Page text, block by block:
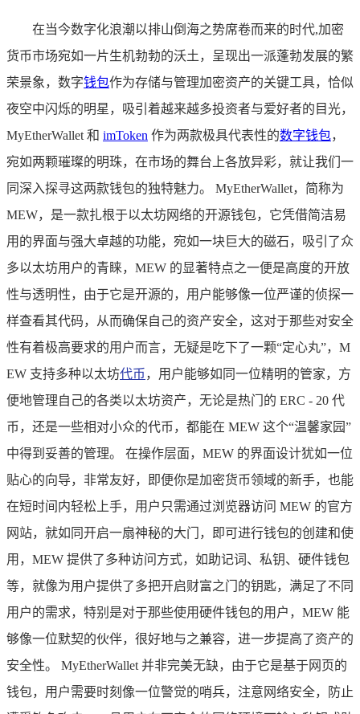
在当今数字化浪潮以排山倒海之势席卷而来的时代,加密
货币市场宛如一片生机勃勃的沃土，呈现出一派蓬勃发展的繁
荣景象，数字钱包作为存储与管理加密资产的关键工具，恰似
夜空中闪烁的明星，吸引着越来越多投资者与爱好者的目光，
MyEtherWallet 和 imToken 作为两款极具代表性的数字钱包，
宛如两颗璀璨的明珠，在市场的舞台上各放异彩，就让我们一
同深入探寻这两款钱包的独特魅力。 MyEtherWallet，简称为
MEW，是一款扎根于以太坊网络的开源钱包，它凭借简洁易
用的界面与强大卓越的功能，宛如一块巨大的磁石，吸引了众
多以太坊用户的青睐，MEW 的显著特点之一便是高度的开放
性与透明性，由于它是开源的，用户能够像一位严谨的侦探一
样查看其代码，从而确保自己的资产安全，这对于那些对安全
性有着极高要求的用户而言，无疑是吃下了一颗“定心丸”，M
EW 支持多种以太坊代币 ，用户能够如同一位精明的管家，方
便地管理自己的各类以太坊资产，无论是热门的 ERC - 20 代
币，还是一些相对小众的代币，都能在 MEW 这个“温馨家园”
中得到妥善的管理。 在操作层面，MEW 的界面设计犹如一位
贴心的向导，非常友好，即便你是加密货币领域的新手，也能
在短时间内轻松上手，用户只需通过浏览器访问 MEW 的官方
网站，就如同开启一扇神秘的大门，即可进行钱包的创建和使
用，MEW 提供了多种访问方式，如助记词、私钥、硬件钱包
等，就像为用户提供了多把开启财富之门的钥匙，满足了不同
用户的需求，特别是对于那些使用硬件钱包的用户，MEW 能
够像一位默契的伙伴，很好地与之兼容，进一步提高了资产的
安全性。 MyEtherWallet 并非完美无缺，由于它是基于网页的
钱包，用户需要时刻像一位警觉的哨兵，注意网络安全，防止